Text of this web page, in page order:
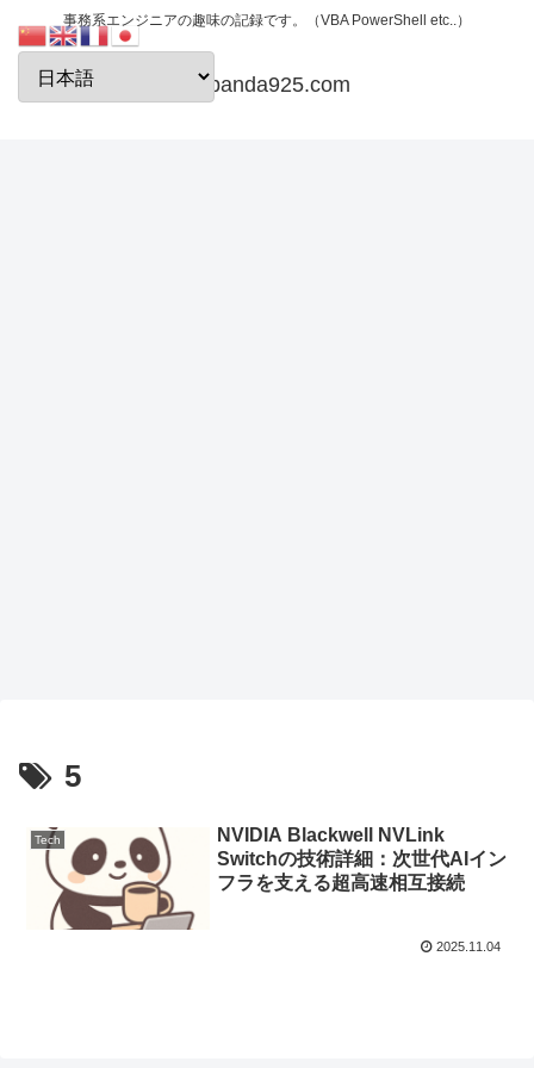
事務系エンジニアの趣味の記録です。（VBA PowerShell etc..）
papanda925.com
5
Tech
NVIDIA Blackwell NVLink
Switchの技術詳細：次世代AIイン
フラを支える超高速相互接続
2025.11.04